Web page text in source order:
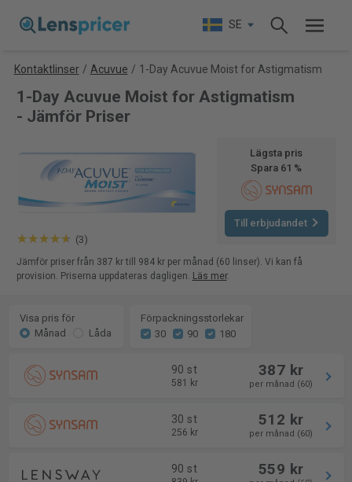
SE
Kontaktlinser / Acuvue / 1-Day Acuvue Moist for Astigmatism
1-Day Acuvue Moist for Astigmatism
- Jämför Priser
(3)
Lägsta pris
Spara 61 %
Till erbjudandet
Jämför priser från 387 kr till 984 kr per månad (60 linser). Vi kan få
provision. Priserna uppdateras dagligen. Läs mer.
Visa pris för
Månad
Låda
Förpackningsstorlekar
30
90 180
90 st
581 kr
387 kr
per månad (60)
30 st
256 kr
512 kr
per månad (60)
90 st 559 kr